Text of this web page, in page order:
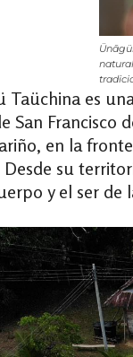
Taüchina es
San
en la
su
y el ser